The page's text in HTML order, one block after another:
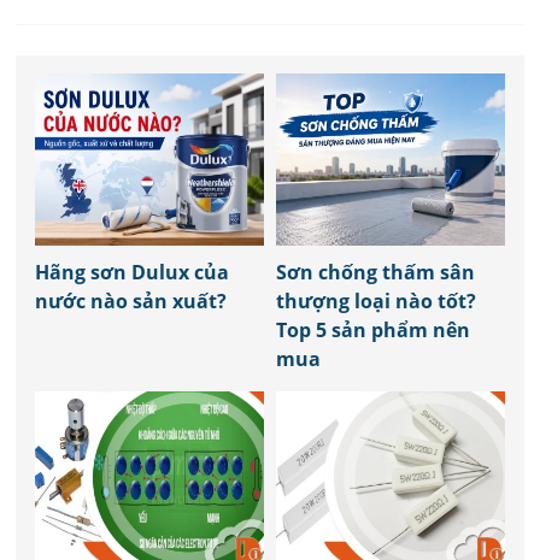
Hãng sơn Dulux của
nước nào sản xuất?
Sơn chống thấm sân
thượng loại nào tốt?
Top 5 sản phẩm nên
mua